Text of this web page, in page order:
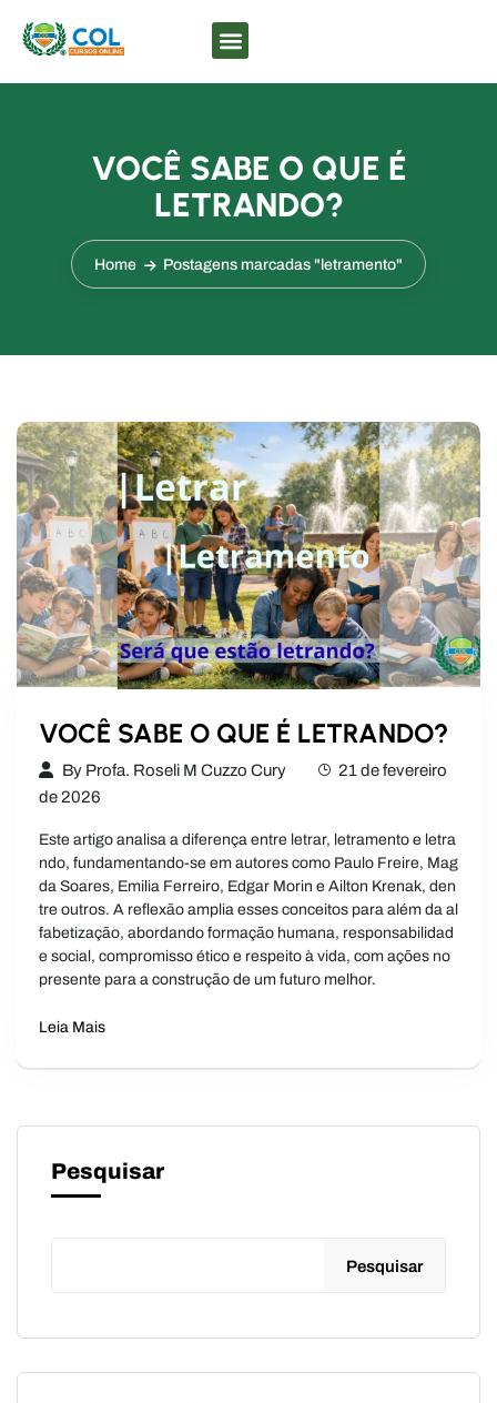
VOCÊ SABE O QUE É
LETRANDO?
Home Postagens marcadas "letramento"
VOCÊ SABE O QUE É LETRANDO?
By Profa. Roseli M Cuzzo Cury
21 de fevereiro
de 2026
Este artigo analisa a diferença entre letrar, letramento e letra
ndo, fundamentando-se em autores como Paulo Freire, Mag
da Soares, Emilia Ferreiro, Edgar Morin e Ailton Krenak, den
tre outros. A reflexão amplia esses conceitos para além da al
fabetização, abordando formação humana, responsabilidad
e social, compromisso ético e respeito à vida, com ações no
presente para a construção de um futuro melhor.
Leia Mais
Pesquisar
Pesquisar